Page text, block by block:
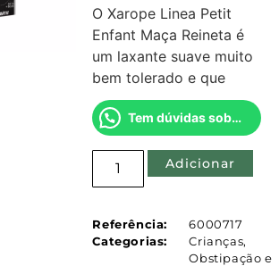
O Xarope Linea Petit
Enfant Maça Reineta é
um laxante suave muito
bem tolerado e que
Tem dúvidas sobre este produto?
Adicionar
Referência:
6000717
Categorias:
Crianças,
Obstipação e